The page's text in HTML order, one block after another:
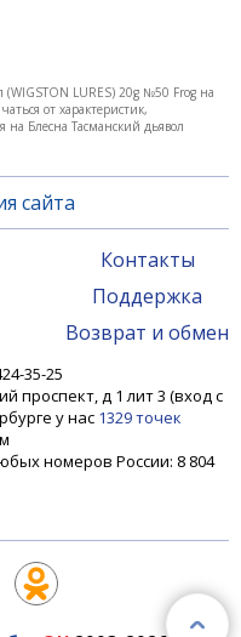
LURES) 20g №50 Frog на
от характеристик,
на Блесна Тасманский дьявол
сайта
Контакты
Поддержка
Возврат и обмен
35-25
проспект, д 1 лит 3 (вход с
у нас 1329 точек
номеров России: 8 804